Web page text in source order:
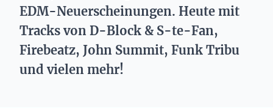
EDM-Neuerscheinungen. Heute mit
Tracks von D-Block & S-te-Fan,
Firebeatz, John Summit, Funk Tribu
und vielen mehr!